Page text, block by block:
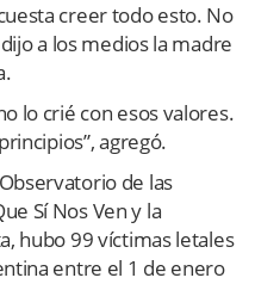
creer todo esto. No
a los medios la madre
lo crié con esos valores.
agregó.
de las
Sí Nos Ven y la
hubo 99 víctimas letales
entre el 1 de enero